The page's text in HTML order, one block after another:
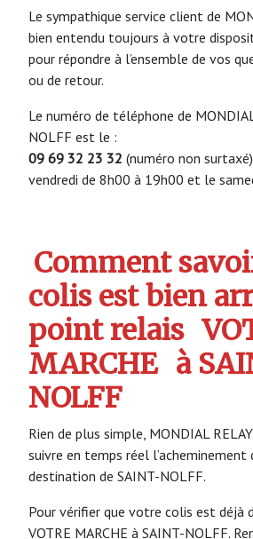
Le sympathique service client de
bien entendu toujours à votre
pour répondre à l’ensemble de vos
ou de retour.
Le numéro de téléphone de
NOLFF est le :
09 69 32 23 32 (numéro non
vendredi de 8h00 à 19h00 et le
Comment
colis est bien
point relais
MARCHE à
NOLFF
Rien de plus simple, MONDIAL
suivre en temps réel
destination de SAINT-NOLFF.
Pour vérifier que votre colis est déjà
VOTRE MARCHE à SAINT-NOLFF.